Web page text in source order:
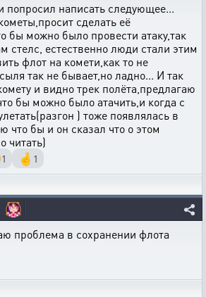
попросил написать следующее...
сделать её
бы можно было провести атаку,так
стелс, естественно люди стали этим
флот на комети,как то не
так не бывает,но ладно... И так
и видно трек полёта,предлагаю
бы можно было атачить,и когда с
) тоже появлялась в
бы и он сказал что о этом
читать)
1 🤞 1
проблема в сохранении флота